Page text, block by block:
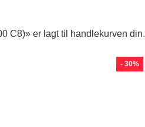
C8)» er lagt til handlekurven din.
- 30%